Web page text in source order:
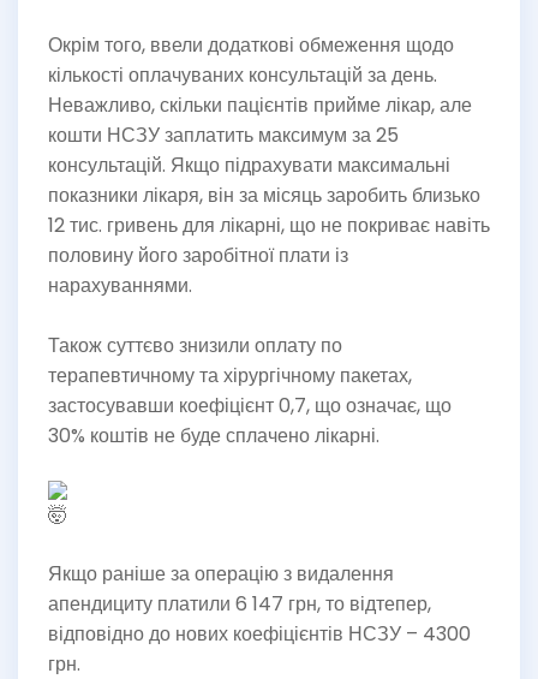
Окрім того, ввели додаткові обмеження щодо
кількості оплачуваних консультацій за день.
Неважливо, скільки пацієнтів прийме лікар, але
кошти НСЗУ заплатить максимум за 25
консультацій. Якщо підрахувати максимальні
показники лікаря, він за місяць заробить близько
12 тис. гривень для лікарні, що не покриває навіть
половину його заробітної плати із
нарахуваннями.
Також суттєво знизили оплату по
терапевтичному та хірургічному пакетах,
застосувавши коефіцієнт 0,7, що означає, що
30% коштів не буде сплачено лікарні.
Якщо раніше за операцію з видалення
апендициту платили 6 147 грн, то відтепер,
відповідно до нових коефіцієнтів НСЗУ – 4300
грн.